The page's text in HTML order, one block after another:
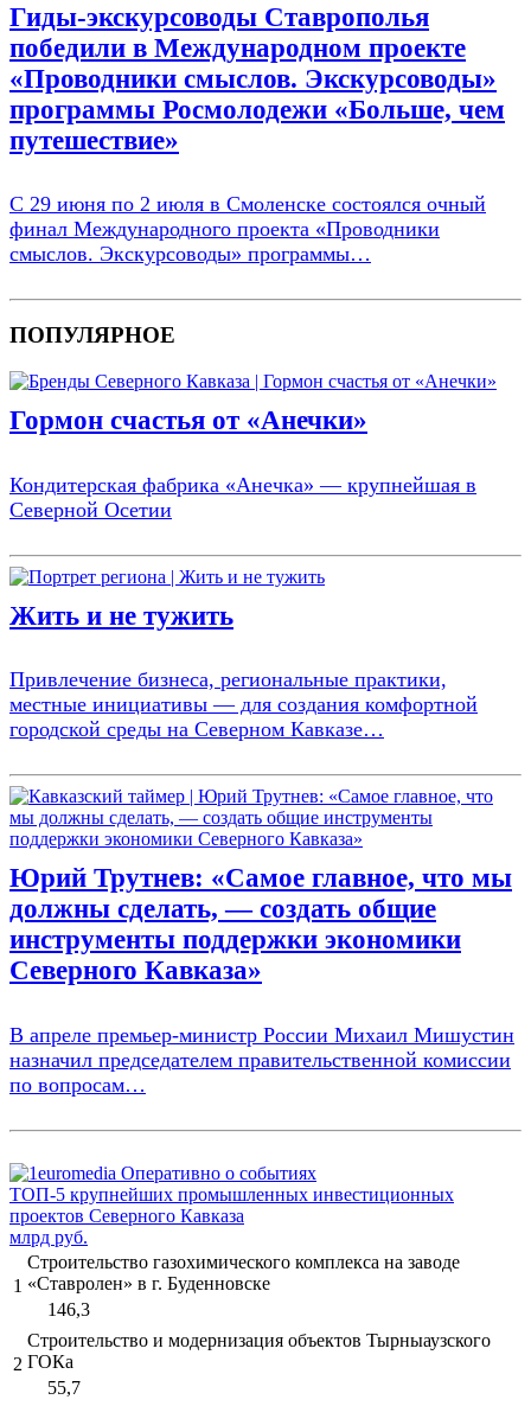
Гиды-экскурсоводы Ставрополья
победили в Международном проекте
«Проводники смыслов. Экскурсоводы»
программы Росмолодежи «Больше, чем
путешествие»
С 29 июня по 2 июля в Смоленске состоялся очный
финал Международного проекта «Проводники
смыслов. Экскурсоводы» программы…
ПОПУЛЯРНОЕ
Гормон счастья от «Анечки»
Кондитерская фабрика «Анечка» — крупнейшая в
Северной Осетии
Жить и не тужить
Привлечение бизнеса, региональные практики,
местные инициативы — для создания комфортной
городской среды на Северном Кавказе…
Юрий Трутнев: «Самое главное, что мы
должны сделать, — создать общие
инструменты поддержки экономики
Северного Кавказа»
В апреле премьер-министр России Михаил Мишустин
назначил председателем правительственной комиссии
по вопросам…
ТОП-5 крупнейших промышленных инвестиционных
проектов Северного Кавказа
млрд руб.
1
Строительство газохимического комплекса на заводе
«Ставролен» в г. Буденновске
146,3
2
Строительство и модернизация объектов Тырныаузского
ГОКа
55,7